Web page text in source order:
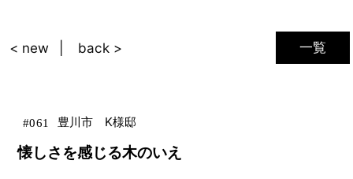
一覧
< new back >
#061 豊川市 K様邸
懐しさを感じる木のいえ